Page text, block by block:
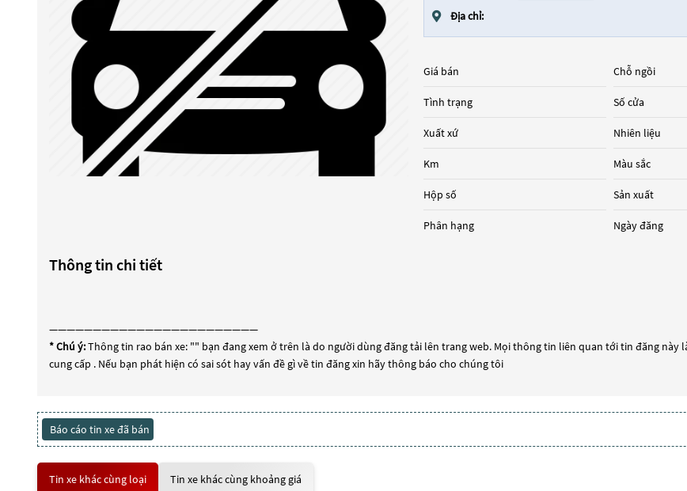
Địa chỉ:
Giá bán
Tình trạng
Xuất xứ
Km
Hộp số
Phân hạng
Chỗ ngồi
Số cửa
Nhiên liệu
Màu sắc
Sản xuất
Ngày đăng
Thông tin chi tiết
————————————————————————
* Chú ý:Thông tin rao bán xe: "" bạn đang xem ở trên là do người dùng đăng tải lên trang web. Mọi thông tin liên quan tới tin đăng này
cung cấp . Nếu bạn phát hiện có sai sót hay vấn đề gì về tin đăng xin hãy thông báo cho chúng tôi
Báo cáo tin xe đã bán
Tin xe khác cùng loại Tin xe khác cùng khoảng giá